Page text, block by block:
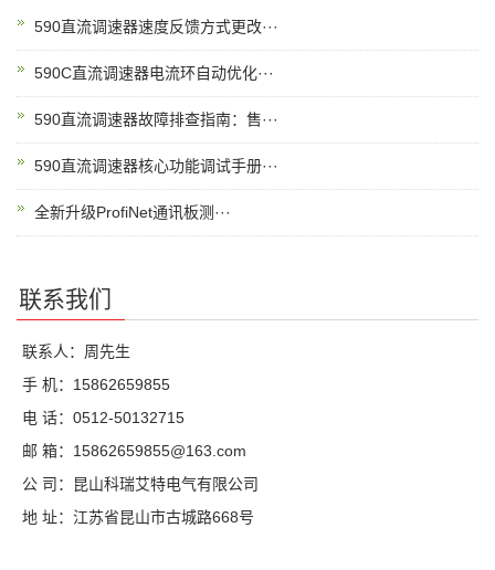
590直流调速器速度反馈方式更改···
590C直流调速器电流环自动优化···
590直流调速器故障排查指南：售···
590直流调速器核心功能调试手册···
全新升级ProfiNet通讯板测···
联系我们
联系人：周先生
手 机：15862659855
电 话：0512-50132715
邮 箱：15862659855@163.com
公 司：昆山科瑞艾特电气有限公司
地 址：江苏省昆山市古城路668号